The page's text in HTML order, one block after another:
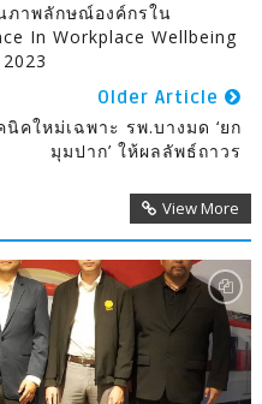
ภาพลักษณ์องค์กรใน
In Workplace Wellbeing
Older Article
คใหม่เฉพาะ รพ.บางมด ‘ยก
มุมปาก’ ให้ผลลัพธ์ถาวร
View More